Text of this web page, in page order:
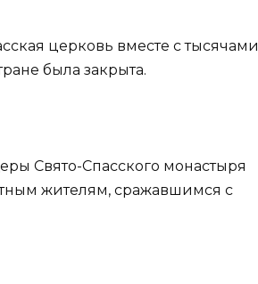
церковь вместе с тысячами
была закрыта.
Свято-Спасского монастыря
жителям, сражавшимся с